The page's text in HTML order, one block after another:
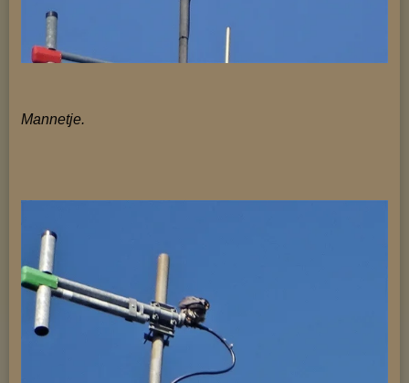
Mannetje.